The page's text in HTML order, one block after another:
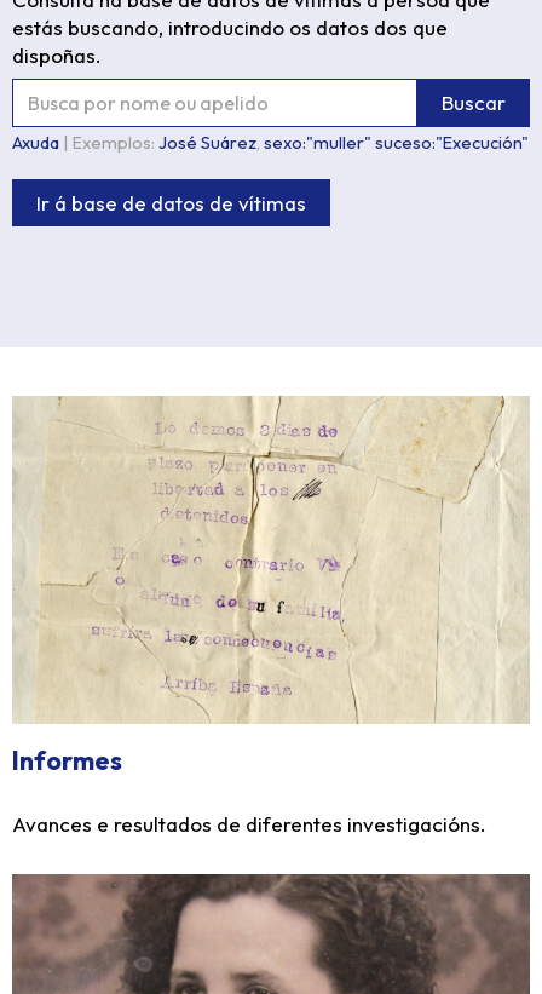
estás buscando, introducindo os datos dos que
dispoñas.
Buscar
Axuda | Exemplos: José Suárez sexo:"muller" suceso:"Execución"
Ir á base de datos de vítimas
Informes
Avances e resultados de diferentes investigacións.